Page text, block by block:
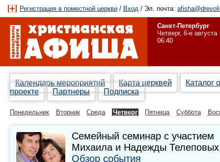
Регистрация в поместной церкви / Вход / Эл. почта:
Санкт-Петербург
Четверг, 6-е августа
06:40
Календарь мероприятий Карта церквей
Каталог
проекте
Партнеры Подписка
Понедельник Вторник Среда Четверг Пятница Суббота
Семейный семинар с участием
Михаила и Надежды
Обзор события